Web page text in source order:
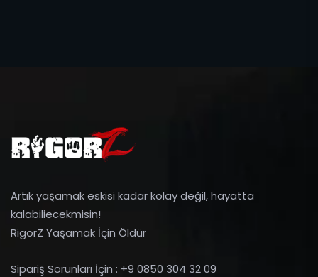
Artık yaşamak eskisi kadar kolay değil, hayatta
kalabiliecekmisin!
RigorZ Yaşamak İçin Öldür
Sipariş Sorunları İçin : +9 0850 304 32 09